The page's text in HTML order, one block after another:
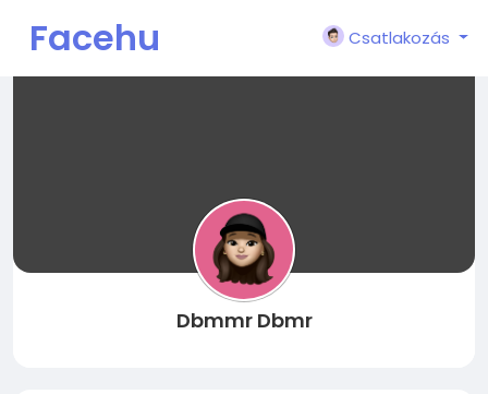
Facehu
Csatlakozás
Dbmmr Dbmr